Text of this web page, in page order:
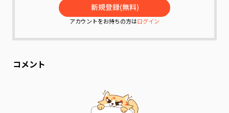
アカウントをお持ちの方はログイン
コメント